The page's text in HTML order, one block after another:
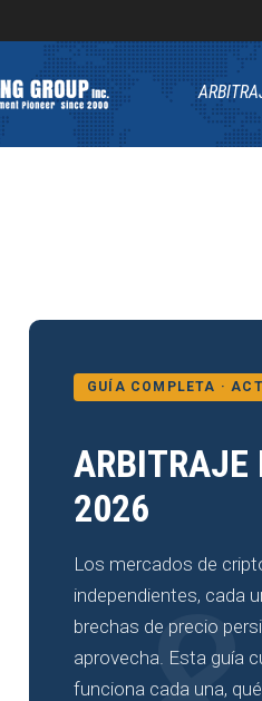
GUÍA COMPLETA ·
ARBITRAJE
2026
Los mercados de
independientes, cada
brechas de precio
aprovecha. Esta guía
funciona cada una,